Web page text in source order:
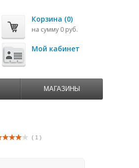
Корзина (0)
на сумму 0 руб.
Мой кабинет
МАГАЗИНЫ
( 1 )